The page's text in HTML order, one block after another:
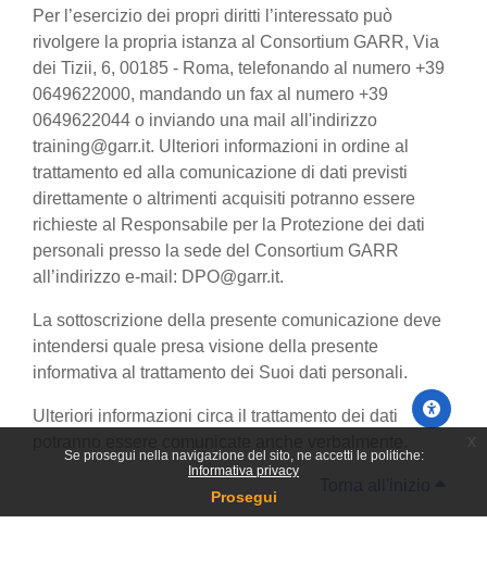
Se prosegui nella navigazione del sito, ne accetti le politiche:
Informativa privacy
Prosegui
Per l’esercizio dei propri diritti l’interessato può
rivolgere la propria istanza al Consortium GARR, Via
dei Tizii, 6, 00185 - Roma, telefonando al numero +39
0649622000, mandando un fax al numero +39
0649622044 o inviando una mail all'indirizzo
training@garr.it. Ulteriori informazioni in ordine al
trattamento ed alla comunicazione di dati previsti
direttamente o altrimenti acquisiti potranno essere
richieste al Responsabile per la Protezione dei dati
personali presso la sede del Consortium GARR
all’indirizzo e-mail: DPO@garr.it.
La sottoscrizione della presente comunicazione deve
intendersi quale presa visione della presente
informativa al trattamento dei Suoi dati personali.
Ulteriori informazioni circa il trattamento dei dati